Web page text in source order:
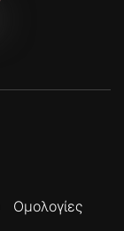
Ομολογίες